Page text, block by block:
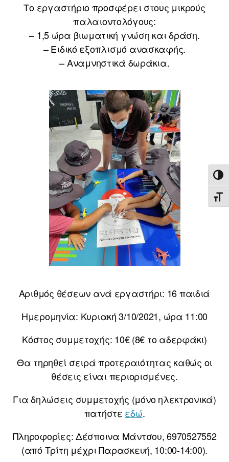
Το εργαστήριο προσφέρει στους μικρούς
παλαιοντολόγους:
– 1,5 ώρα βιωματική γνώση και δράση.
– Ειδικό εξοπλισμό ανασκαφής.
– Αναμνηστικά δωράκια.
Αριθμός θέσεων ανά εργαστήρι: 16 παιδιά
Ημερομηνία: Κυριακή 3/10/2021, ώρα 11:00
Κόστος συμμετοχής: 10€ (8€ το αδερφάκι)
Θα τηρηθεί σειρά προτεραιότητας καθώς οι
θέσεις είναι περιορισμένες.
Για δηλώσεις συμμετοχής (μόνο ηλεκτρονικά)
πατήστε εδώ.
Πληροφορίες: Δέσποινα Μάντσου, 6970527552
(από Τρίτη μέχρι Παρασκευή, 10:00-14:00).